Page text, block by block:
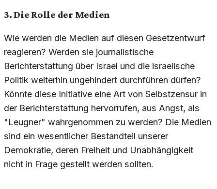
3. Die Rolle der Medien
Wie werden die Medien auf diesen Gesetzentwurf
reagieren? Werden sie journalistische
Berichterstattung über Israel und die israelische
Politik weiterhin ungehindert durchführen dürfen?
Könnte diese Initiative eine Art von Selbstzensur in
der Berichterstattung hervorrufen, aus Angst, als
"Leugner" wahrgenommen zu werden? Die Medien
sind ein wesentlicher Bestandteil unserer
Demokratie, deren Freiheit und Unabhängigkeit
nicht in Frage gestellt werden sollten.